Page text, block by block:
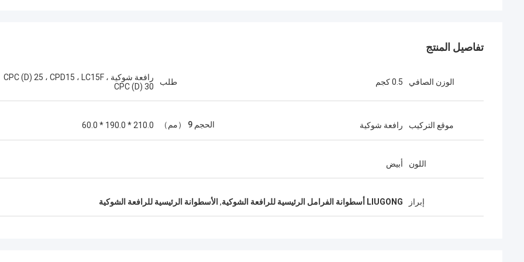
تفاصيل المنتج
الوزن الصافي 0.5 كجم طلب
رافعة شوكية CPC (D) 25 ، CPD15 ، LC15F ،
CPC (D) 30
موقع التركيب رافعة شوكية الحجم 9 （مم） 210.0 * 190.0 * 60.0
اللون أبيض
إبراز LIUGONG أسطوانة الفرامل الرئيسية للرافعة الشوكية , الأسطوانة الرئيسية للرافعة الشوكية